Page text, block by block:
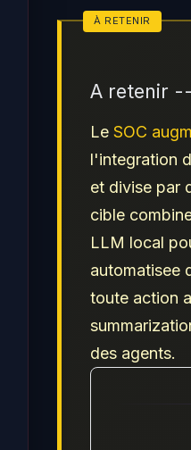
A retenir
Le SOC
l'integration
et divise par
cible
LLM local
automatisee
toute action
des agents.